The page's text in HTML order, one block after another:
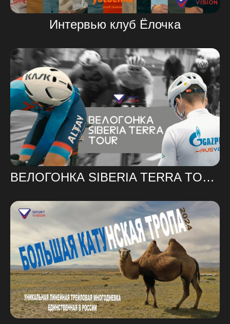
Интервью клуб Ёлочка
ВЕЛОГОНКА SIBERIA TERRA TOUR 2024